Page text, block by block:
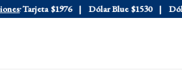
Tarjeta $1976 Dólar Blue $1530 Dólar